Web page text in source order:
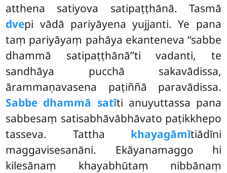
atthena satiyova satipaṭṭhānā. Tasmā
dvepi vādā pariyāyena yujjanti. Ye pana
taṃ pariyāyaṃ pahāya ekanteneva ‘‘sabbe
dhammā satipaṭṭhānā’’ti vadanti, te
sandhāya pucchā sakavādissa,
ārammaṇavasena paṭiññā paravādissa.
Sabbe dhammā satīti anuyuttassa pana
sabbesaṃ satisabhāvābhāvato paṭikkhepo
tasseva. Tattha khayagāmītiādīni
maggavisesanāni. Ekāyanamaggo hi
kilesānaṃ khayabhūtaṃ nibbānaṃ